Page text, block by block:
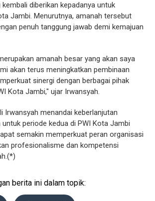
diberikan kepadanya untuk
Jambi. Menurutnya, amanah tersebut
penuh tanggung jawab demi kemajuan
amanah besar yang akan saya
akan terus meningkatkan pembinaan
sinergi dengan berbagai pihak
Kota Jambi," ujar Irwansyah.
Irwansyah menandai keberlanjutan
periode kedua di PWI Kota Jambi
semakin memperkuat peran organisasi
profesionalisme dan kompetensi
berita ini dalam topik: